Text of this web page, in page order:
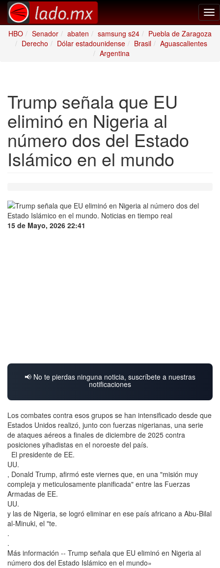
HBO
Senador abaten samsung s24
Puebla de Zaragoza
Derecho
Dólar estadounidense Brasil
Aguascalientes
Argentina
Trump señala que EU
eliminó en Nigeria al
número dos del Estado
Islámico en el mundo
15 de Mayo, 2026 22:41
📢 No te pierdas ninguna noticia, suscríbete a nuestras
notificaciones
Los combates contra esos grupos se han intensificado desde que
Estados Unidos realizó, junto con fuerzas nigerianas, una serie
de ataques aéreos a finales de diciembre de 2025 contra
posiciones yihadistas en el noroeste del país.
El presidente de EE.
UU.
, Donald Trump, afirmó este viernes que, en una "misión muy
compleja y meticulosamente planificada" entre las Fuerzas
Armadas de EE.
UU.
y las de Nigeria, se logró eliminar en ese país africano a Abu-Bilal
al-Minuki, el "te.
.
.
Más información -- Trump señala que EU eliminó en Nigeria al
número dos del Estado Islámico en el mundo»